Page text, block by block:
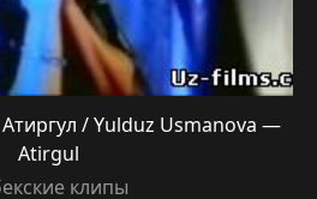
/ Yulduz Usmanova —
Atirgul
клипы